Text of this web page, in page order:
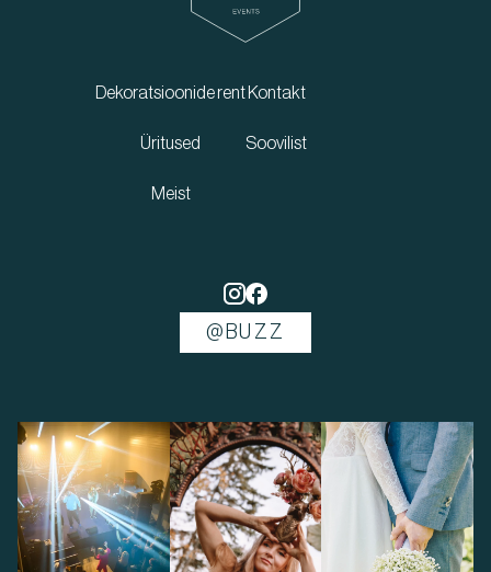
@BUZZ
Dekoratsioonide rent
Üritused
Meist
Kontakt
Soovilist